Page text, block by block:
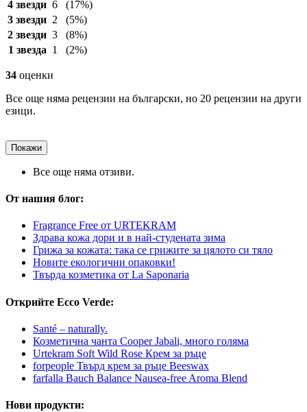
4 звезди 6
(17%)
3 звезди 2
(5%)
2 звезди 3
(8%)
1 звезда 1 (2%)
34 оценки
Все още няма рецензии на български, но 20 рецензии на други
езици.
Покажи
Все още няма отзиви.
От нашия блог:
Fragrance Free от URTEKRAM
Здрава кожа дори и в най-студената зима
Грижа за кожата: така се грижите за цялото си тяло
Новите екологични опаковки!
Твърда козметика от La Saponaria
Открийте Ecco Verde:
Santé – naturally.
Козметична чанта Cooper Jabali, много голяма
Urtekram Soft Wild Rose Крем за ръце
forpeople Твърд крем за ръце Beeswax
farfalla Bauch Balance Nausea-free Aroma Blend
Нови продукти: